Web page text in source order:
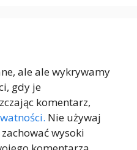
ale ale wykrywamy
gdy je
komentarz,
Nie używaj
wysoki